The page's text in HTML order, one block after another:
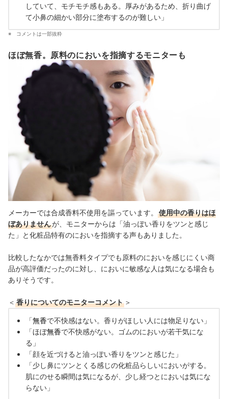
していて、モチモチ感もある。厚みがあるため、折り曲げ
て小鼻の細かい部分に塗布するのが難しい」
コメントは一部抜粋
ほぼ無香。原料のにおいを指摘するモニターも
メーカーでは合成香料不使用を謳っています。
使用中の香りはほ
ぼありませんが、モニターからは「油っぽい香りをツンと感じ
た」と化粧品特有のにおいを指摘する声もありました。
比較したなかでは無香料タイプでも原料のにおいを感じにくい商
品が高評価だったのに対し、においに敏感な人は気になる場合も
ありそうです。
＜ 香りについてのモニターコメント ＞
「無香で不快感はない。香りがほしい人には物足りない」
「ほぼ無香で不快感がない。ゴムのにおいが若干気にな
る」
「顔を近づけると油っぽい香りをツンと感じた」
「少し鼻にツンとくる感じの化粧品らしいにおいがする。
肌にのせる瞬間は気になるが、少し経つとにおいは気にな
らない」